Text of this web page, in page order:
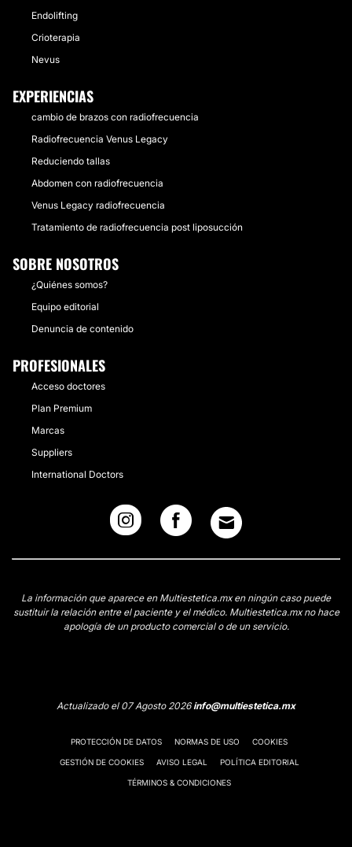
Endolifting
Crioterapia
Nevus
EXPERIENCIAS
cambio de brazos con radiofrecuencia
Radiofrecuencia Venus Legacy
Reduciendo tallas
Abdomen con radiofrecuencia
Venus Legacy radiofrecuencia
Tratamiento de radiofrecuencia post liposucción
SOBRE NOSOTROS
¿Quiénes somos?
Equipo editorial
Denuncia de contenido
PROFESIONALES
Acceso doctores
Plan Premium
Marcas
Suppliers
International Doctors
La información que aparece en Multiestetica.mx en ningún caso puede
sustituir la relación entre el paciente y el médico. Multiestetica.mx no hace
apología de un producto comercial o de un servicio.
Actualizado el 07 Agosto 2026info@multiestetica.mx
PROTECCIÓN DE DATOS NORMAS DE USO COOKIES
GESTIÓN DE COOKIES AVISO LEGAL POLÍTICA EDITORIAL
TÉRMINOS & CONDICIONES